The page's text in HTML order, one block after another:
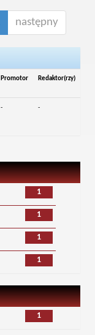
następny
Promotor Redaktor(rzy)
- -
1
1
1
1
1